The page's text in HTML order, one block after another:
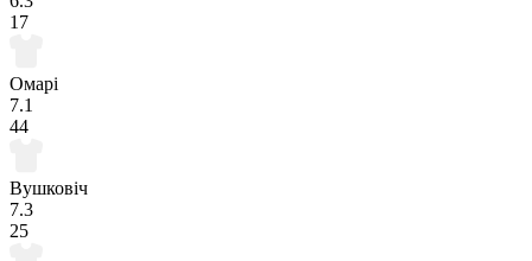
17
Омарі
7.1
44
Вушковіч
7.3
25